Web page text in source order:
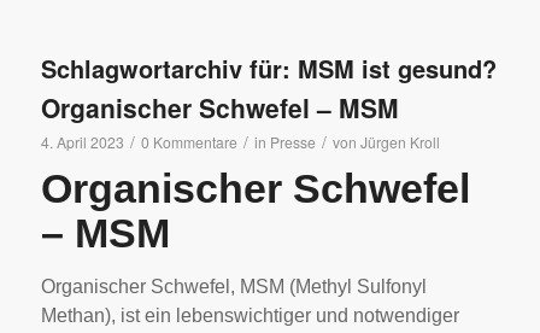
Schlagwortarchiv für: MSM ist gesund?
Organischer Schwefel – MSM
4. April 2023 / 0 Kommentare / in Presse / von Jürgen Kroll
Organischer Schwefel
– MSM
Organischer Schwefel, MSM (Methyl Sulfonyl
Methan), ist ein lebenswichtiger und notwendiger